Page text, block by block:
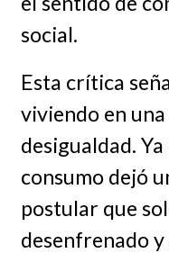
social.
Esta crítica
viviendo en
desigualdad.
consumo dejó
postular que
desenfrenado